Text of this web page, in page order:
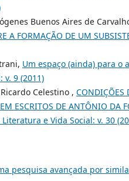
Buenos Aires de
A FORMAÇÃO DE UM
Um espaço (ainda) para
v. 9 (2011)
Celestino , CONDIÇÕES
ESCRITOS DE ANTÔNIO DA
e Vida Social: v. 30
pesquisa avançada por